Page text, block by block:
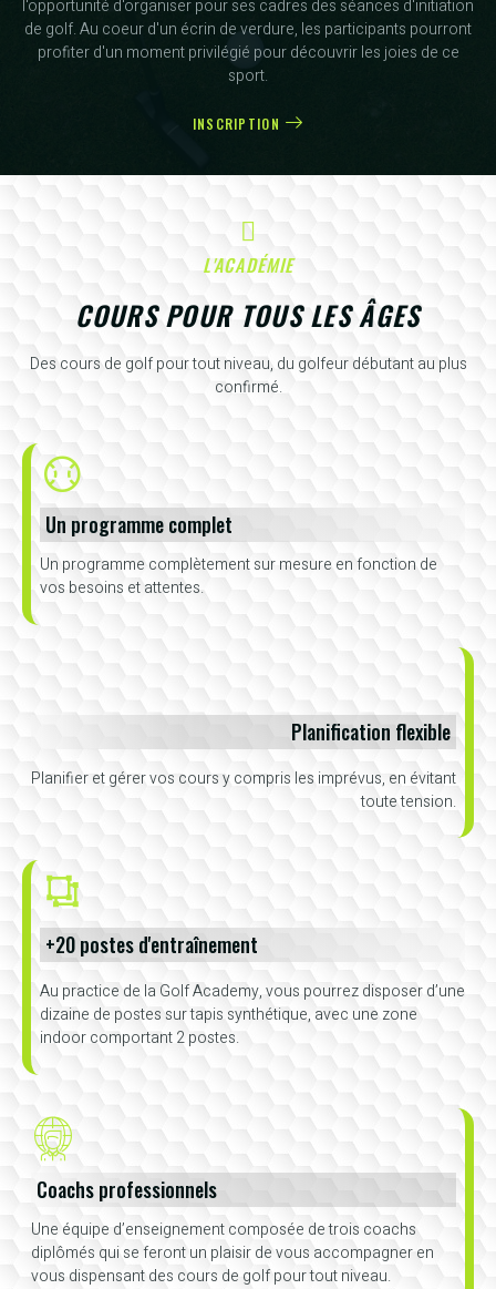
l'opportunité d'organiser pour ses cadres des séances d'initiation
de golf. Au coeur d'un écrin de verdure, les participants pourront
profiter d'un moment privilégié pour découvrir les joies de ce
sport.
INSCRIPTION
L'ACADÉMIE
COURS POUR TOUS LES ÂGES
Des cours de golf pour tout niveau, du golfeur débutant au plus
confirmé.
Un programme complet
Un programme complètement sur mesure en fonction de
vos besoins et attentes.
Planification flexible
Planifier et gérer vos cours y compris les imprévus, en évitant
toute tension.
+20 postes d'entraînement
Au practice de la Golf Academy, vous pourrez disposer d’une
dizaine de postes sur tapis synthétique, avec une zone
indoor comportant 2 postes.
Coachs professionnels
Une équipe d’enseignement composée de trois coachs
diplômés qui se feront un plaisir de vous accompagner en
vous dispensant des cours de golf pour tout niveau.